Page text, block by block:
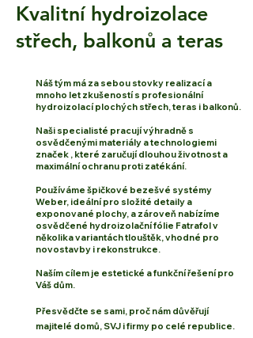
Kvalitní hydroizolace
střech, balkonů a teras
Náš tým má za sebou stovky realizací a
mnoho let zkušeností s profesionální
hydroizolací plochých střech, teras i balkonů.
Naši specialisté pracují výhradně s
osvědčenými materiály a technologiemi
značek , které zaručují dlouhou životnost a
maximální ochranu proti zatékání.
Používáme špičkové bezešvé systémy
Weber, ideální pro složité detaily a
exponované plochy, a zároveň nabízíme
osvědčené hydroizolační fólie Fatrafol v
několika variantách tlouštěk, vhodné pro
novostavby i rekonstrukce.
Naším cílem je estetické a funkční řešení pro
Váš dům.​
Přesvědčte se sami, proč nám důvěřují
majitelé domů, SVJ i firmy po celé republice.